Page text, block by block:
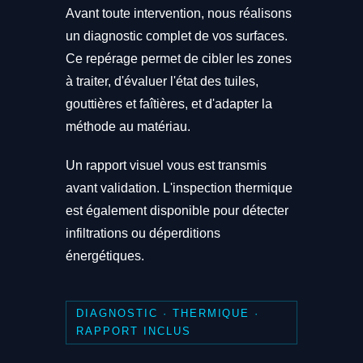
Avant toute intervention, nous réalisons
un diagnostic complet de vos surfaces.
Ce repérage permet de cibler les zones
à traiter, d'évaluer l'état des tuiles,
gouttières et faîtières, et d'adapter la
méthode au matériau.
Un rapport visuel vous est transmis
avant validation. L'inspection thermique
est également disponible pour détecter
infiltrations ou déperditions
énergétiques.
DIAGNOSTIC · THERMIQUE ·
RAPPORT INCLUS